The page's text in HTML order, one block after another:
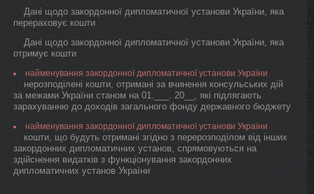
Дані щодо закордонної дипломатичної установи України, яка
перераховує кошти
Дані щодо закордонної дипломатичної установи України, яка
отримує кошти
найменування закордонної дипломатичної установи України
нерозподілені кошти, отримані за вчинення консульських дій
за межами України станом на 01.___. 20__, які підлягають
зарахуванню до доходів загального фонду державного бюджету
найменування закордонної дипломатичної установи України
кошти, що будуть отримані згідно з перерозподілом від інших
закордонних дипломатичних установ, спрямовуються на
здійснення видатків з функціонування закордонних
дипломатичних установ України